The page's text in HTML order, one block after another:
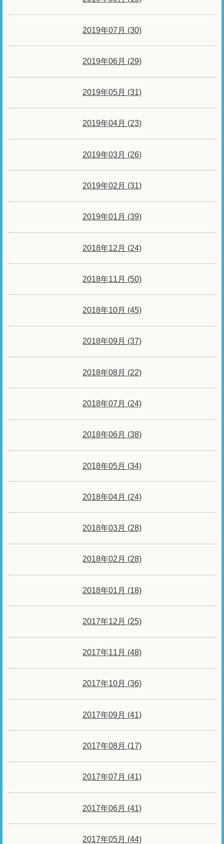
2019年07月 (30)
2019年06月 (29)
2019年05月 (31)
2019年04月 (23)
2019年03月 (26)
2019年02月 (31)
2019年01月 (39)
2018年12月 (24)
2018年11月 (50)
2018年10月 (45)
2018年09月 (37)
2018年08月 (22)
2018年07月 (24)
2018年06月 (38)
2018年05月 (34)
2018年04月 (24)
2018年03月 (28)
2018年02月 (28)
2018年01月 (18)
2017年12月 (25)
2017年11月 (48)
2017年10月 (36)
2017年09月 (41)
2017年08月 (17)
2017年07月 (41)
2017年06月 (41)
2017年05月 (44)